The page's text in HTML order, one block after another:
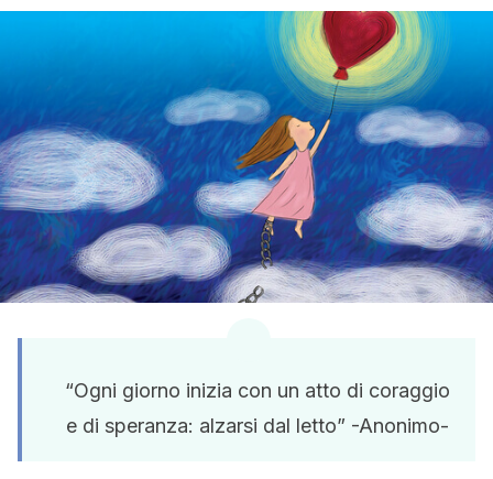
“Ogni giorno inizia con un atto di coraggio
e di speranza: alzarsi dal letto” -Anonimo-